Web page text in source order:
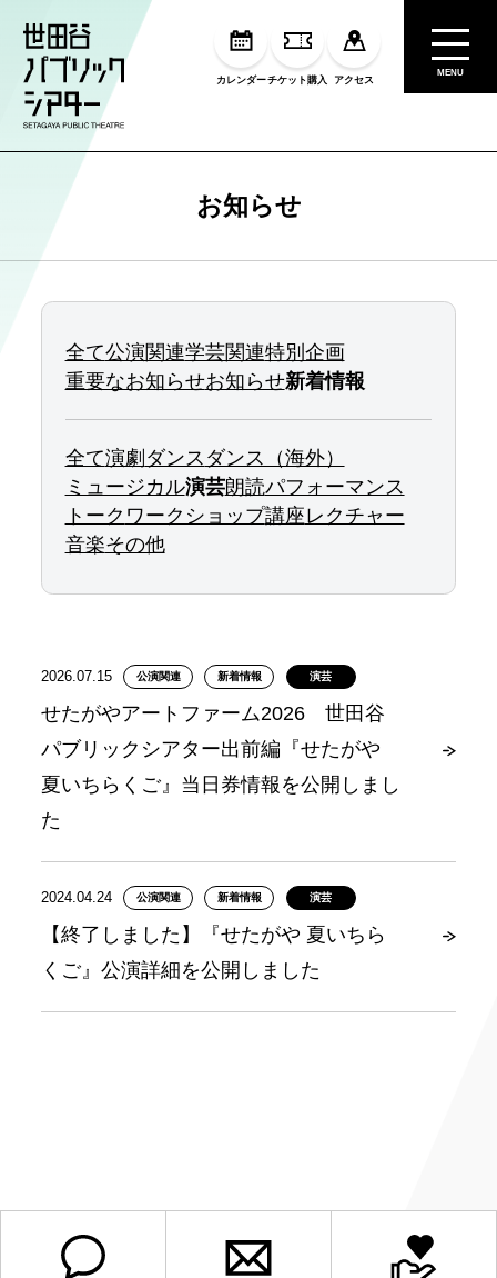
カレンダーチケット購入 アクセス
MENU
お知らせ
全て公演関連学芸関連特別企画
重要なお知らせお知らせ新着情報
全て演劇 ダンス ダンス（海外）
ミュージカル演芸朗読パフォーマンス
トーク ワークショップ講座レクチャー
音楽その他
2026.07.15 公演関連 新着情報 演芸
せたがやアートファーム2026 世田谷
パブリックシアター出前編『せたがや
夏いちらくご』当日券情報を公開しまし
た
2024.04.24 公演関連 新着情報 演芸
【終了しました】『せたがや 夏いちら
くご』公演詳細を公開しました